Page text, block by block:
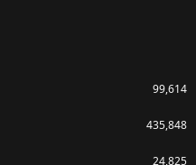
99,614
435,848
24,825